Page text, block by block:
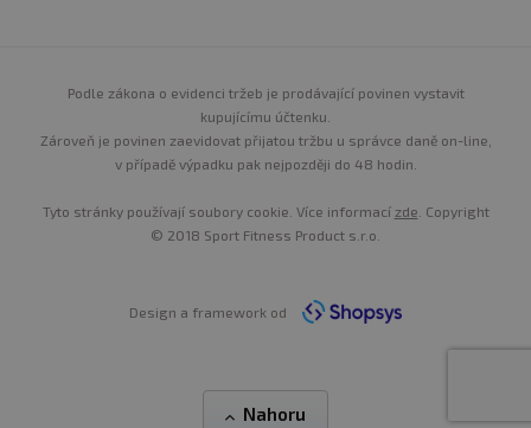
Podle zákona o evidenci tržeb je prodávající povinen vystavit
kupujícímu účtenku.
Zároveň je povinen zaevidovat přijatou tržbu u správce daně on-line,
v případě výpadku pak nejpozději do 48 hodin.
Tyto stránky používají soubory cookie. Více informací zde . Copyright
© 2018 Sport Fitness Product s.r.o.
Design a framework od
Nahoru